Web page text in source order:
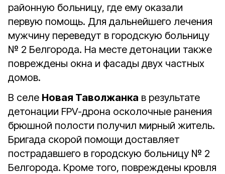
районную больницу, где ему оказали
первую помощь. Для дальнейшего лечения
мужчину переведут в городскую больницу
№ 2 Белгорода. На месте детонации также
повреждены окна и фасады двух частных
домов.
В селе Новая Таволжанка в результате
детонации FPV-дрона осколочные ранения
брюшной полости получил мирный житель.
Бригада скорой помощи доставляет
пострадавшего в городскую больницу № 2
Белгорода. Кроме того, повреждены кровля